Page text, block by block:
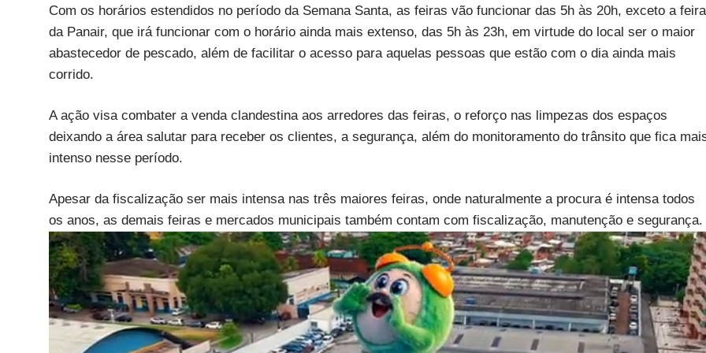
Com os horários estendidos no período da Semana Santa, as feiras vão funcionar das 5h às 20h, exceto a feira
da Panair, que irá funcionar com o horário ainda mais extenso, das 5h às 23h, em virtude do local ser o maior
abastecedor de pescado, além de facilitar o acesso para aquelas pessoas que estão com o dia ainda mais
corrido.
A ação visa combater a venda clandestina aos arredores das feiras, o reforço nas limpezas dos espaços
deixando a área salutar para receber os clientes, a segurança, além do monitoramento do trânsito que fica
intenso nesse período.
Apesar da fiscalização ser mais intensa nas três maiores feiras, onde naturalmente a procura é intensa todos
os anos, as demais feiras e mercados municipais também contam com fiscalização, manutenção e segurança.